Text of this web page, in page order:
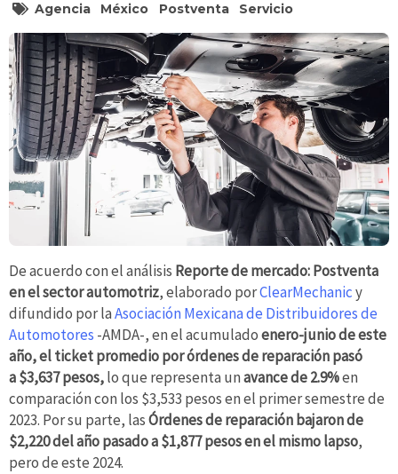
Agencia México Postventa Servicio
De acuerdo con el análisis Reporte de mercado: Postventa
en el sector automotriz, elaborado porClearMechanicy
difundido por laAsociación Mexicana de Distribuidores de
Automotores -AMDA-, en el acumuladoenero-junio de este
año, el ticket promedio por órdenes de reparación pasó
a $3,637 pesos,lo que representa unavance de 2.9%en
comparación con los $3,533 pesos en el primer semestre de
2023. Por su parte, lasÓrdenes de reparación bajaron de
$2,220 del año pasado a $1,877 pesos en el mismo lapso,
pero de este 2024.